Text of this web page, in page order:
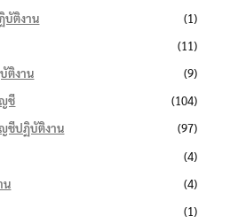
บัติงาน
(1)
(11)
ติงาน
(9)
ชี
(104)
ญชีปฏิบัติงาน
(97)
(4)
น
(4)
(1)